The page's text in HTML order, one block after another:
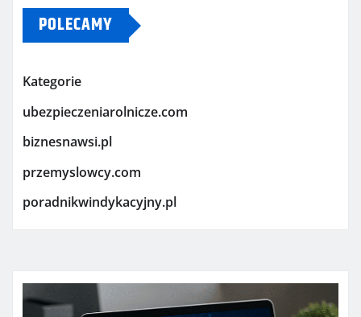
POLECAMY
Kategorie
ubezpieczeniarolnicze.com
biznesnawsi.pl
przemyslowcy.com
poradnikwindykacyjny.pl